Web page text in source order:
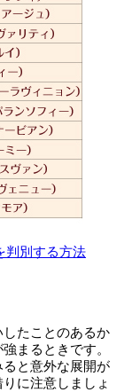
判別する方法
たことのあるか
まるときです。
と意外な展開が
に注意しましょ